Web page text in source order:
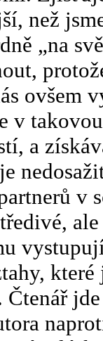
než
„na
ovšem
v
a
v
Čtenář